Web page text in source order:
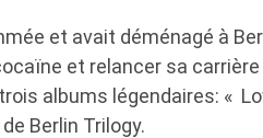
et avait déménagé à
et relancer sa
albums légendaires: «
Berlin Trilogy.